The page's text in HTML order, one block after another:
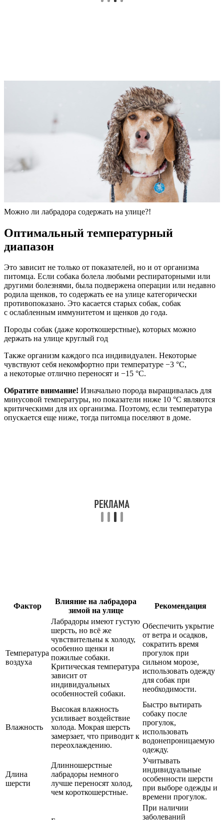
Можно ли лабрадора содержать на улице?!
Оптимальный температурный
диапазон
Это зависит не только от показателей, но и от организма
питомца. Если собака болела любыми респираторными или
другими болезнями, была подвержена операции или недавно
родила щенков, то содержать ее на улице категорически
противопоказано. Это касается старых собак, собак
с ослабленным иммунитетом и щенков до года.
Породы собак (даже короткошерстные), которых можно
держать на улице круглый год
Также организм каждого пса индивидуален. Некоторые
чувствуют себя некомфортно при температуре −3 °С,
а некоторые отлично переносят и −15 °С.
Обратите внимание! Изначально порода выращивалась для
минусовой температуры, но показатели ниже 10 °С являются
критическими для их организма. Поэтому, если температура
опускается еще ниже, тогда питомца поселяют в доме.
Фактор
Влияние на лабрадора
зимой на улице
Рекомендация
Температура
воздуха
Лабрадоры имеют густую
шерсть, но всё же
чувствительны к холоду,
особенно щенки и
пожилые собаки.
Критическая температура
зависит от
индивидуальных
особенностей собаки.
Обеспечить укрытие
от ветра и осадков,
сократить время
прогулок при
сильном морозе,
использовать одежду
для собак при
необходимости.
Влажность
Высокая влажность
усиливает воздействие
холода. Мокрая шерсть
замерзает, что приводит к
переохлаждению.
Быстро вытирать
собаку после
прогулок,
использовать
водонепроницаемую
одежду.
Длина
шерсти
Длинношерстные
лабрадоры немного
лучше переносят холод,
чем короткошерстные.
Учитывать
индивидуальные
особенности шерсти
при выборе одежды и
времени прогулок.
При наличии
заболеваний